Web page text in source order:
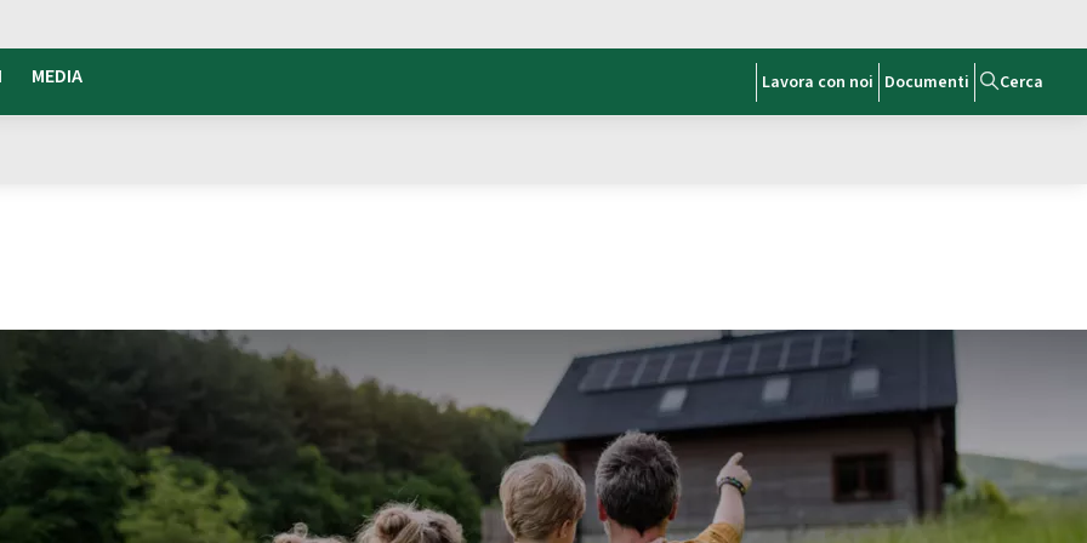
MEDIA Lavora con noi Documenti Cerca